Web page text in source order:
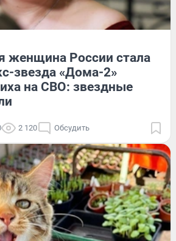
женщина России стала
звезда «Дома-2»
на СВО: звездные
2 120 Обсудить